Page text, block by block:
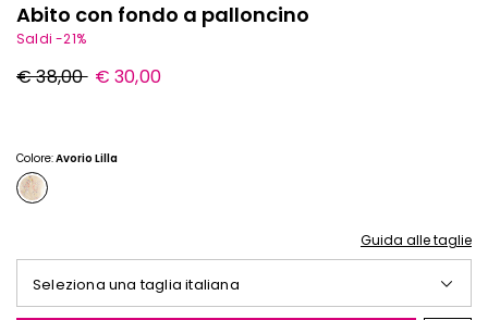
Abito con fondo a palloncino
Saldi -21%
Prezzo
originale
€ 38,00 Nuovo
prezzo
€ 30,00
Colore:Avorio Lilla
Guida alle taglie
Seleziona una taglia italiana